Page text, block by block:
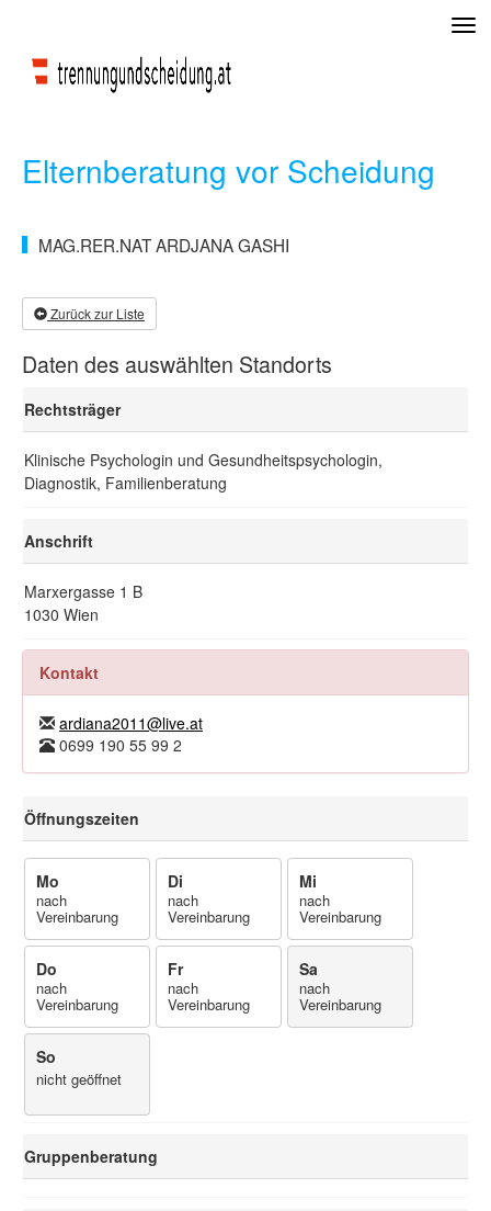
Elternberatung vor Scheidung
MAG.RER.NAT ARDJANA GASHI
Zurück zur Liste
Daten des auswählten Standorts
Rechtsträger
Klinische Psychologin und Gesundheitspsychologin,
Diagnostik, Familienberatung
Anschrift
Marxergasse 1 B
1030 Wien
Kontakt
ardiana2011@live.at
0699 190 55 99 2
Öffnungszeiten
Mo
nach
Vereinbarung
Di
nach
Vereinbarung
Mi
nach
Vereinbarung
Do
nach
Vereinbarung
Fr
nach
Vereinbarung
Sa
nach
Vereinbarung
So
nicht geöffnet
Gruppenberatung